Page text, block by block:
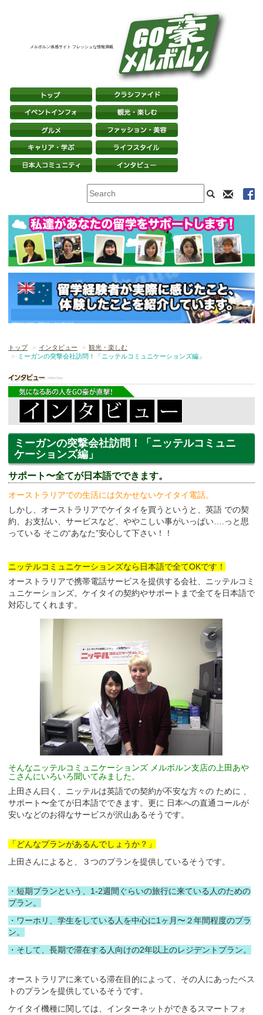
メルボルン体感サイト フレッシュな情報満載
トップ インタビュー
観光・楽しむ
ミーガンの突撃会社訪問！「ニッテルコミュニケーションズ編」
ミーガンの突撃会社訪問！「ニッテルコミュニ
ケーションズ編」
サポート〜全てが日本語でできます。
オーストラリアでの生活には欠かせないケイタイ電話。
しかし、オーストラリアでケイタイを買うというと、英語 での契
約、お支払い、サービスなど、ややこしい事がいっぱい….っと思
っている そこの“あなた”安心して下さい！！
ニッテルコミュニケーションズなら 日本語で全てOKです！
オーストラリアで携帯電話サービスを提供する会社、ニッテルコミ
ュニケーションズ。ケイタイの契約やサポートまで全てを日本語で
対応してくれます。
そんなニッテルコミュニケーションズ メルボルン支店の上田あや
こさんにいろいろ聞いてみました。
上田さん曰く、ニッテルは英語での契約が不安な方々の ために 、
サポート〜全てが日本語でできます。更に 日本への直通コールが
安いなどのお得なサービスが沢山あるそうです。
「どんなプランがあるんでしょうか？」
上田さんによると、３つのプランを提供しているそうです。
・短期プランという、1-2週間ぐらいの旅行に来ている人のための
プラン。
・ワーホリ、学生をしている人を中心に1ヶ月〜２年間程度のプラ
ン。
・そして、長期で滞在する人向けの2年以上のレジデントプラン。
オーストラリアに来ている滞在目的によって、その人にあったベス
トのプランを提供しているそうです。
ケイタイ機種に関しては、インターネットができるスマートフォ